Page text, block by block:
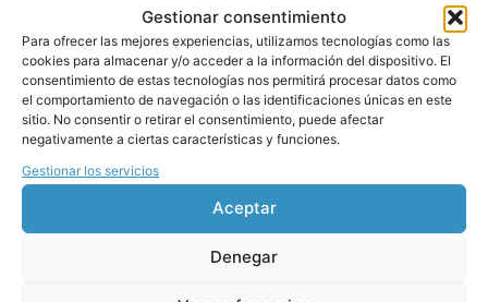
Gestionar consentimiento
Para ofrecer las mejores experiencias, utilizamos tecnologías como las
cookies para almacenar y/o acceder a la información del dispositivo. El
consentimiento de estas tecnologías nos permitirá procesar datos como
el comportamiento de navegación o las identificaciones únicas en este
sitio. No consentir o retirar el consentimiento, puede afectar
negativamente a ciertas características y funciones.
Gestionar los servicios
Aceptar
Denegar